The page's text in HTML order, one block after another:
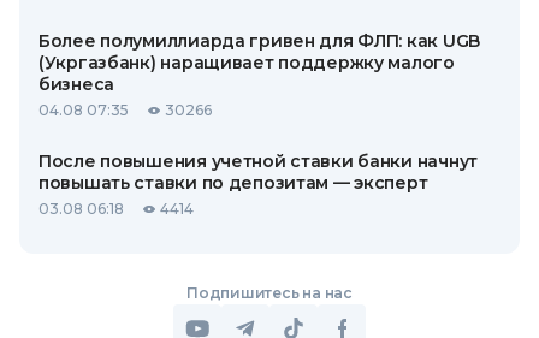
Более полумиллиарда гривен для ФЛП: как UGB
(Укргазбанк) наращивает поддержку малого
бизнеса
04.08 07:35 30266
После повышения учетной ставки банки начнут
повышать ставки по депозитам — эксперт
03.08 06:18 4414
Подпишитесь на нас